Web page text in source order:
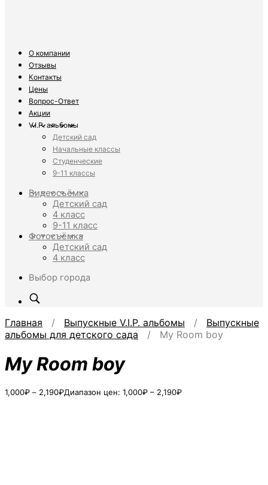
О компании
Отзывы
Контакты
Цены
Вопрос-Ответ
Акции
V.I.P. альбомы
Детский сад
Начальные классы
Студенческие
9-11 классы
Видеосъёмка
Детский сад
4 класс
9-11 класс
Фотосъёмка
Детский сад
4 класс
Выбор города
Главная / Выпускные V.I.P. альбомы / Выпускные
альбомы для детского сада / My Room boy
My Room boy
1,000₽ – 2,190₽Диапазон цен: 1,000₽ – 2,190₽